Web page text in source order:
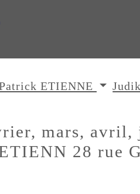
ETIENNE
mars,
28 rue